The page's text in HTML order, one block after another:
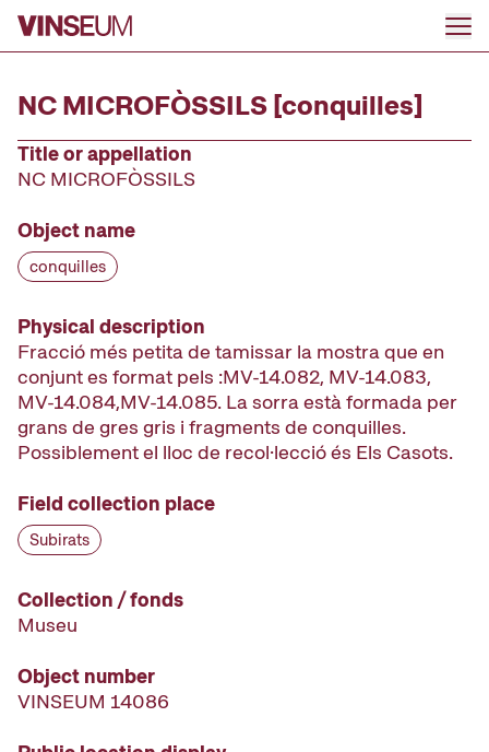
Go to content
NC MICROFÒSSILS [conquilles]
Title or appellation
NC MICROFÒSSILS
Object name
conquilles
Physical description
Fracció més petita de tamissar la mostra que en
conjunt es format pels :MV-14.082, MV-14.083,
MV-14.084,MV-14.085. La sorra està formada per
grans de gres gris i fragments de conquilles.
Possiblement el lloc de recol·lecció és Els Casots.
Field collection place
Subirats
Collection / fonds
Museu
Object number
VINSEUM 14086